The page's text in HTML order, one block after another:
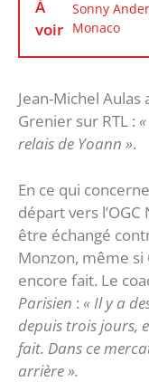
À
voir
Sonny
Monaco
Jean-Michel
Grenier sur RTL :
relais de Yoann ».
En ce qui
départ vers
être échangé
Monzon, même si
encore fait. Le
Parisien : « Il y a
depuis trois jours,
fait. Dans ce
arrière ».